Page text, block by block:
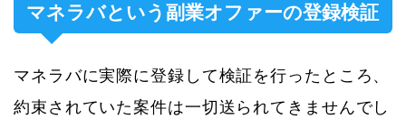
マネラバという副業オファーの登録検証
マネラバに実際に登録して検証を行ったところ、
約束されていた案件は一切送られてきませんでし